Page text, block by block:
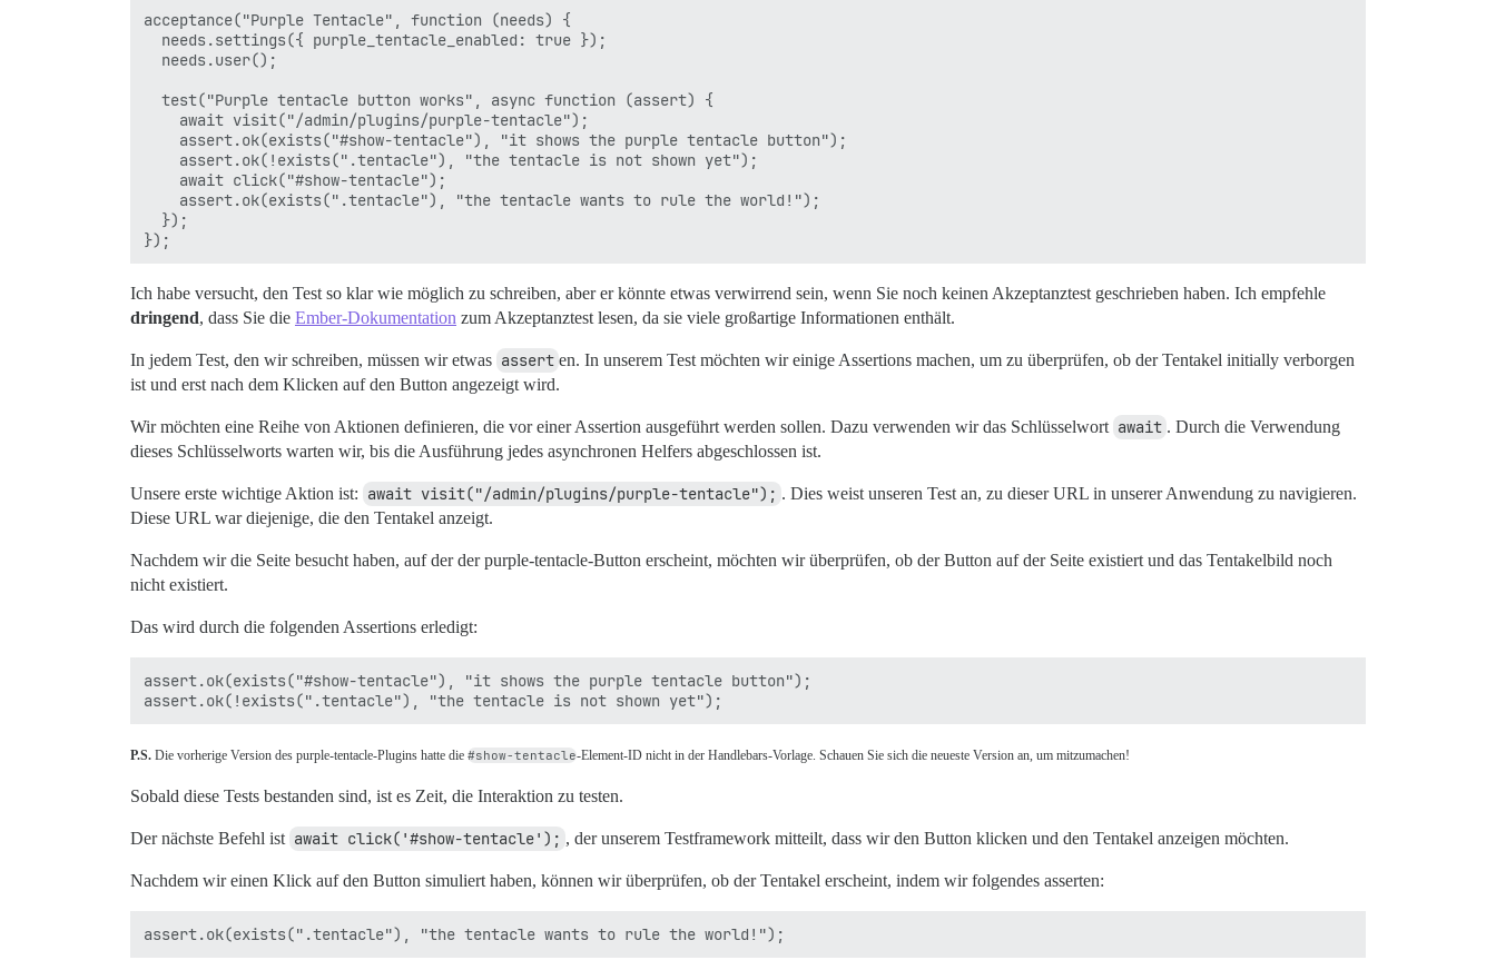
acceptance("Purple Tentacle", function (needs) {
  needs.settings({ purple_tentacle_enabled: true });
  needs.user();
  test("Purple tentacle button works", async function (assert) {
    await visit("/admin/plugins/purple-tentacle");
    assert.ok(exists("#show-tentacle"), "it shows the purple tentacle button");
    assert.ok(!exists(".tentacle"), "the tentacle is not shown yet");
    await click("#show-tentacle");
    assert.ok(exists(".tentacle"), "the tentacle wants to rule the world!");
  });
Ich habe versucht, den Test so klar wie möglich zu schreiben, aber er könnte etwas verwirrend sein, wenn Sie noch keinen Akzeptanztest geschrieben haben. Ich empfehle
dringend, dass Sie die Ember-Dokumentation zum Akzeptanztest lesen, da sie viele großartige Informationen enthält.
In jedem Test, den wir schreiben, müssen wir etwas assert en. In unserem Test möchten wir einige Assertions machen, um zu überprüfen, ob der Tentakel initially verborgen
ist und erst nach dem Klicken auf den Button angezeigt wird.
Wir möchten eine Reihe von Aktionen definieren, die vor einer Assertion ausgeführt werden sollen. Dazu verwenden wir das Schlüsselwort await . Durch die Verwendung
dieses Schlüsselworts warten wir, bis die Ausführung jedes asynchronen Helfers abgeschlossen ist.
Unsere erste wichtige Aktion ist: await visit("/admin/plugins/purple-tentacle"); . Dies weist unseren Test an, zu dieser URL in unserer Anwendung zu navigieren.
Diese URL war diejenige, die den Tentakel anzeigt.
Nachdem wir die Seite besucht haben, auf der der purple-tentacle-Button erscheint, möchten wir überprüfen, ob der Button auf der Seite existiert und das Tentakelbild noch
nicht existiert.
Das wird durch die folgenden Assertions erledigt:
assert.ok(exists("#show-tentacle"), "it shows the purple tentacle button");
P.S. Die vorherige Version des purple-tentacle-Plugins hatte die #show-tentacle-Element-ID nicht in der Handlebars-Vorlage. Schauen Sie sich die neueste Version an, um mitzumachen!
Sobald diese Tests bestanden sind, ist es Zeit, die Interaktion zu testen.
Der nächste Befehl ist await click('#show-tentacle'); , der unserem Testframework mitteilt, dass wir den Button klicken und den Tentakel anzeigen möchten.
Nachdem wir einen Klick auf den Button simuliert haben, können wir überprüfen, ob der Tentakel erscheint, indem wir folgendes asserten: